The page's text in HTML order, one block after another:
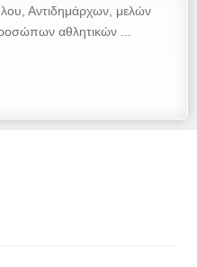
Αντιδημάρχων, μελών
αθλητικών ...